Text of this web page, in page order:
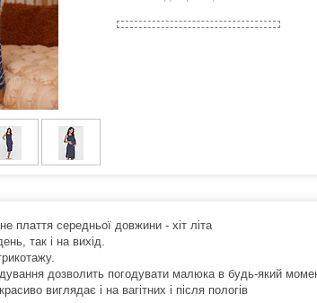
плаття середньої довжини - хіт літа
так і на вихід.
дозволить погодувати малюка в будь-який
виглядає і на вагітних і після пологів